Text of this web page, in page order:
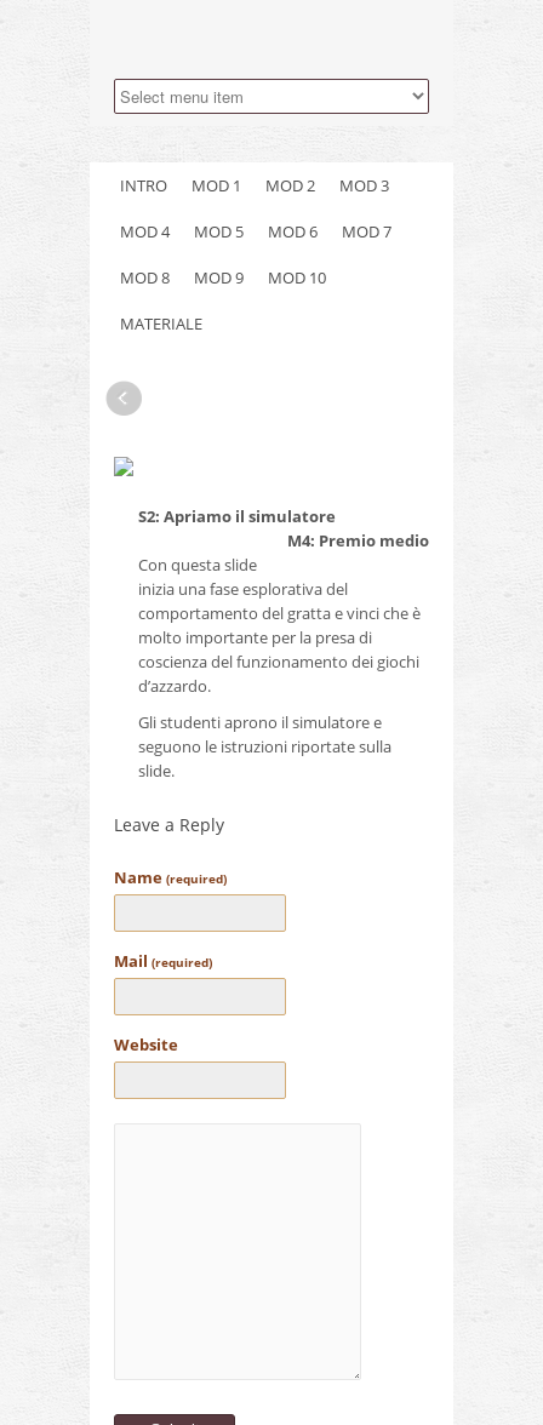
INTRO MOD 1 MOD 2 MOD 3
MOD 4 MOD 5 MOD 6 MOD 7
MOD 8 MOD 9 MOD 10
MATERIALE
S2: Apriamo il simulatore
M4: Premio medio
Con questa slide
inizia una fase esplorativa del
comportamento del gratta e vinci che è
molto importante per la presa di
coscienza del funzionamento dei giochi
d’azzardo.
Gli studenti aprono il simulatore e
seguono le istruzioni riportate sulla
slide.
Leave a Reply
Name (required)
Mail (required)
Website